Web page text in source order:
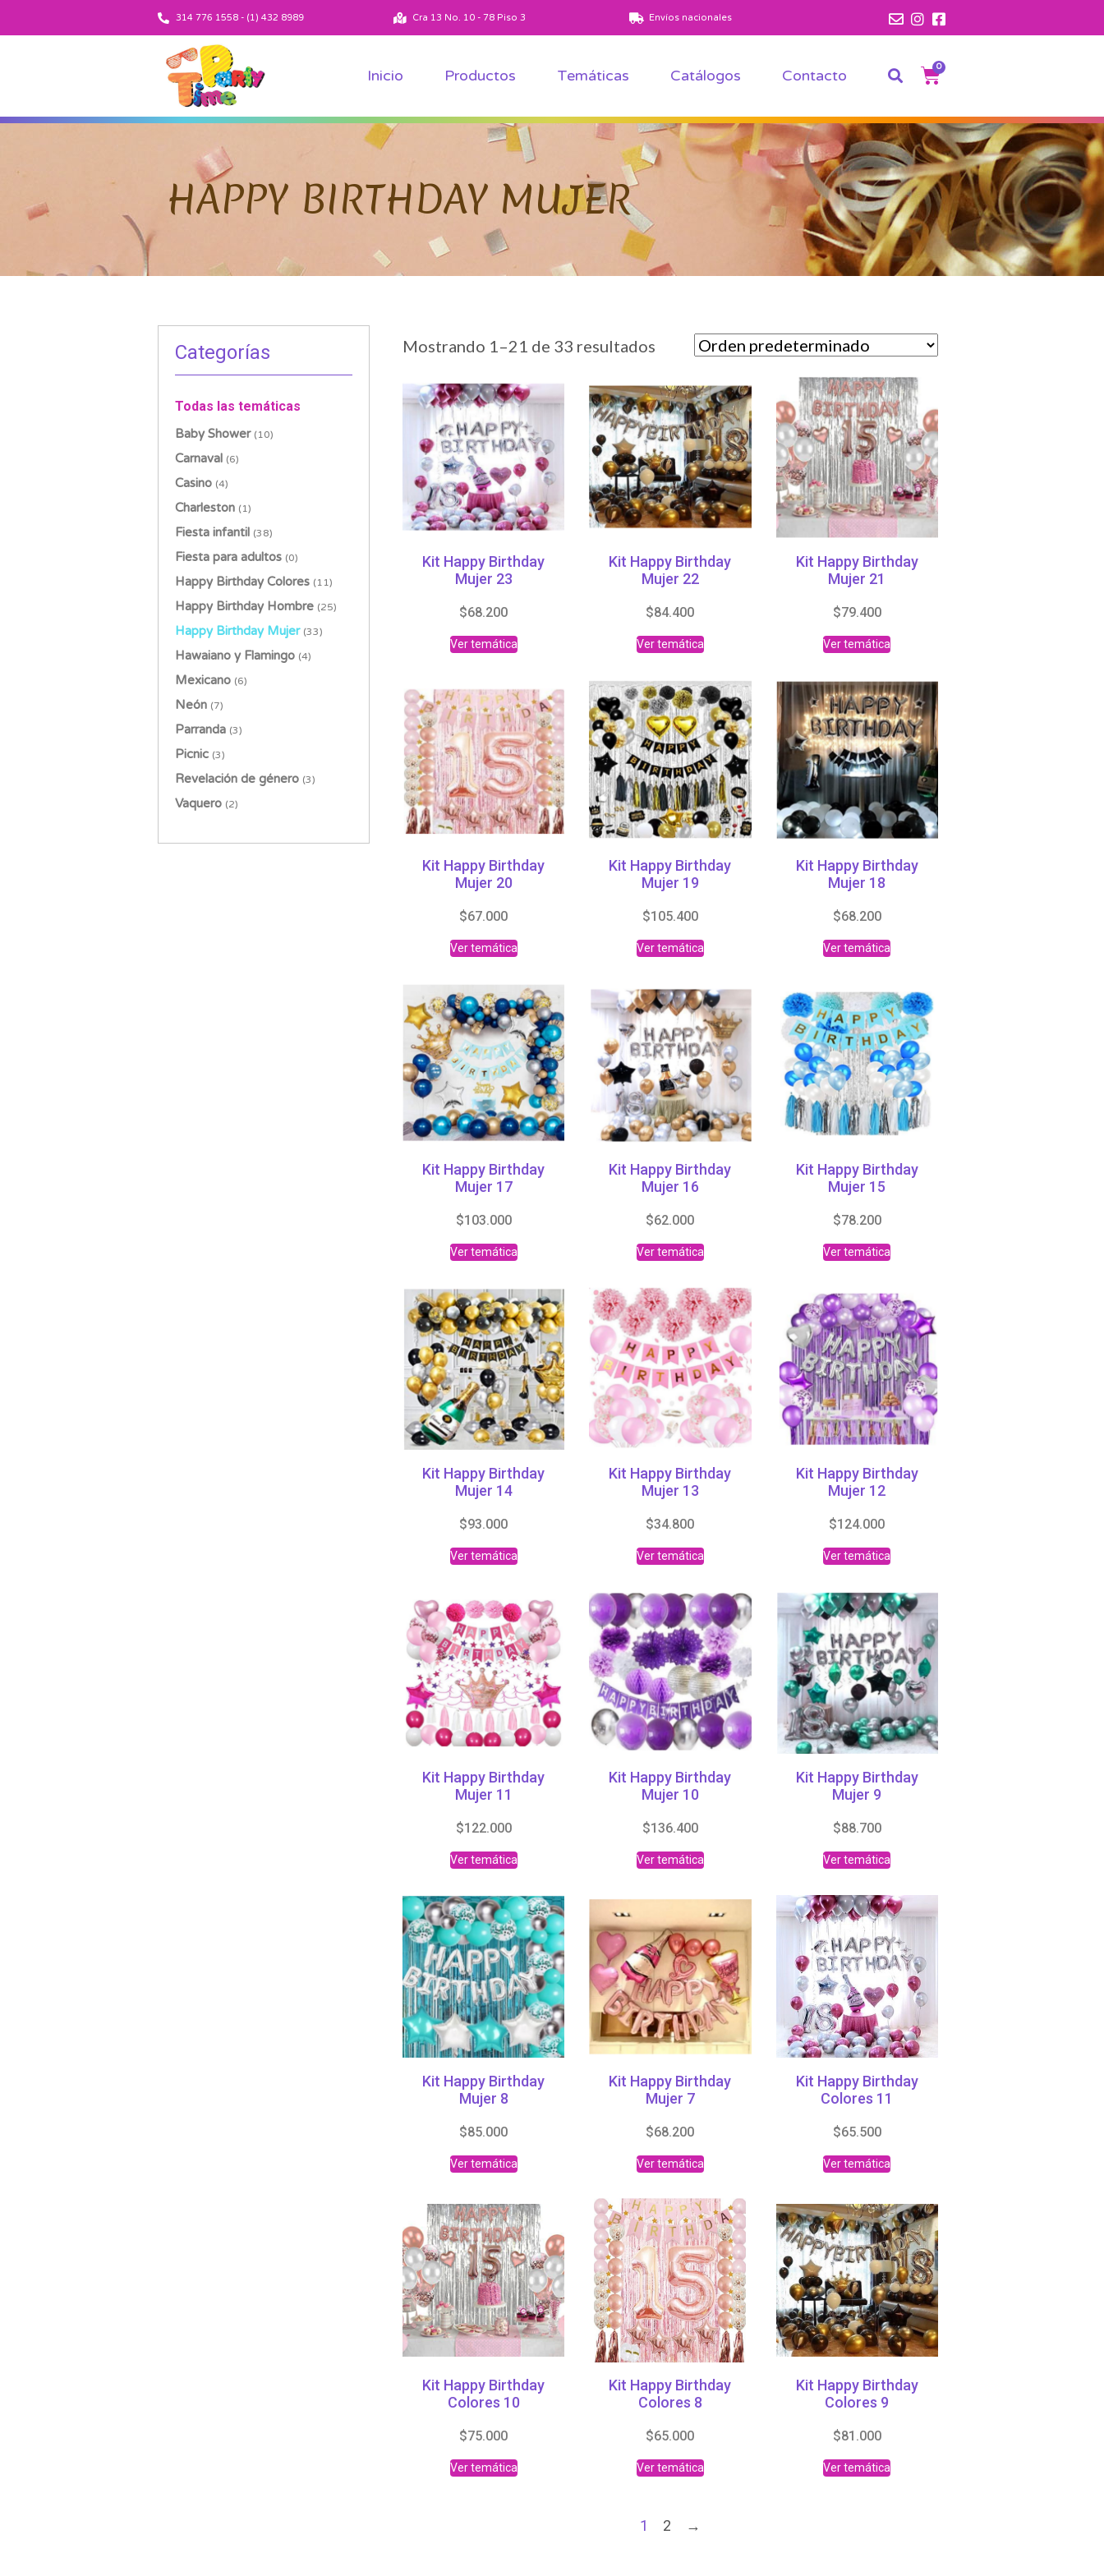
314 776 1558 - (1) 432 8989 Cra 13 No. 10 - 78 Piso 3 Envíos nacionales
Inicio Productos Temáticas Catálogos Contacto
0
HAPPY BIRTHDAY MUJER
Categorías
Todas las temáticas
Baby Shower (10)
Carnaval (6)
Casino (4)
Charleston (1)
Fiesta infantil (38)
Fiesta para adultos (0)
Happy Birthday Colores (11)
Happy Birthday Hombre (25)
Happy Birthday Mujer (33)
Hawaiano y Flamingo (4)
Mexicano (6)
Neón (7)
Parranda (3)
Picnic (3)
Revelación de género (3)
Vaquero (2)
Mostrando 1–21 de 33 resultados
Kit Happy Birthday
Mujer 23
$68.200
Ver temática
Kit Happy Birthday
Mujer 22
$84.400
Ver temática
Kit Happy Birthday
Mujer 21
$79.400
Ver temática
Kit Happy Birthday
Mujer 20
$67.000
Ver temática
Kit Happy Birthday
Mujer 19
$105.400
Ver temática
Kit Happy Birthday
Mujer 18
$68.200
Ver temática
Kit Happy Birthday
Mujer 17
$103.000
Ver temática
Kit Happy Birthday
Mujer 16
$62.000
Ver temática
Kit Happy Birthday
Mujer 15
$78.200
Ver temática
Kit Happy Birthday
Mujer 14
$93.000
Ver temática
Kit Happy Birthday
Mujer 13
$34.800
Ver temática
Kit Happy Birthday
Mujer 12
$124.000
Ver temática
Kit Happy Birthday
Mujer 11
$122.000
Ver temática
Kit Happy Birthday
Mujer 10
$136.400
Ver temática
Kit Happy Birthday
Mujer 9
$88.700
Ver temática
Kit Happy Birthday
Mujer 8
$85.000
Ver temática
Kit Happy Birthday
Mujer 7
$68.200
Ver temática
Kit Happy Birthday
Colores 11
$65.500
Ver temática
Kit Happy Birthday
Colores 10
$75.000
Ver temática
Kit Happy Birthday
Colores 8
$65.000
Ver temática
Kit Happy Birthday
Colores 9
$81.000
Ver temática
1 2 →
Abrir chat